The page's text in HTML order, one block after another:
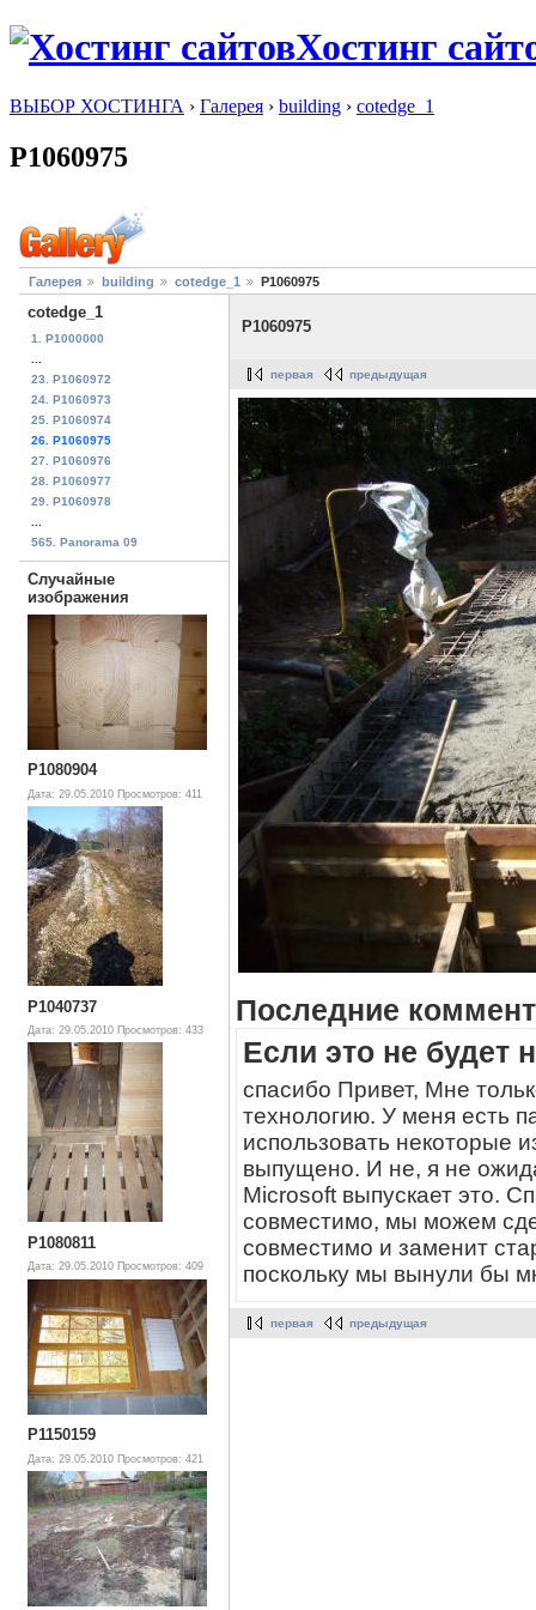
Хостинг
ВЫБОР ХОСТИНГА › Галерея › building › cotedge_1
P1060975
Галерея building cotedge_1 P1060975
cotedge_1
1. P1000000
...
23. P1060972
24. P1060973
25. P1060974
26. P1060975
27. P1060976
28. P1060977
29. P1060978
...
565. Panorama 09
Случайные
изображения
P1080904
Дата: 29.05.2010 Просмотров: 411
P1040737
Дата: 29.05.2010 Просмотров: 433
P1080811
Дата: 29.05.2010 Просмотров: 409
P1150159
Дата: 29.05.2010 Просмотров: 421
P1060975
первая предыдущая
Последние
Если это не будет
спасибо Привет, Мне
технологию. У меня есть
использовать некоторые
выпущено. И не, я не
Microsoft выпускает это.
совместимо, мы можем
совместимо и заменит
поскольку мы вынули бы
первая предыдущая